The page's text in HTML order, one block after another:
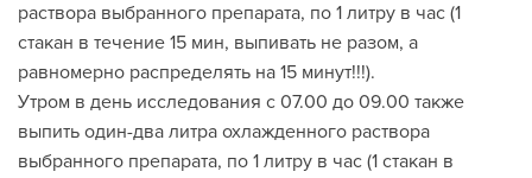
раствора выбранного препарата, по 1 литру в час (1
стакан в течение 15 мин, выпивать не разом, а
равномерно распределять на 15 минут!!!).
Утром в день исследования с 07.00 до 09.00 также
выпить один-два литра охлажденного раствора
выбранного препарата, по 1 литру в час (1 стакан в